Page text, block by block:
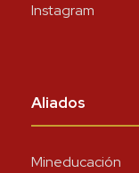
Instagram
Aliados
Mineducación